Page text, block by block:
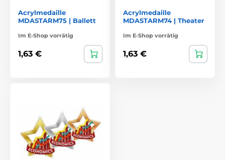
Acrylmedaille
MDASTARM75 | Ballett
Im E-Shop vorrätig
1,63 €
Acrylmedaille
MDASTARM74 | Theater
Im E-Shop vorrätig
1,63 €